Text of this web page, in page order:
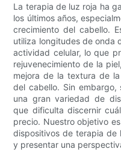
La terapia de luz roja ha
los últimos años,
crecimiento del cabello.
utiliza longitudes de onda
actividad celular, lo que
rejuvenecimiento de la
mejora de la textura de
del cabello. Sin
una gran variedad de
que dificulta discernir
precio. Nuestro objetivo
dispositivos de terapia de
y presentar una